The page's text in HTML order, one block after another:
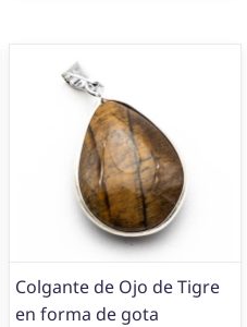
Colgante de Ojo de Tigre
en forma de gota